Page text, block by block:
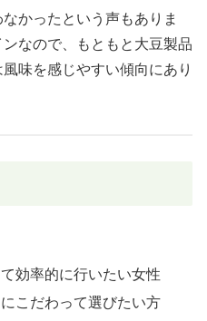
かったという声もありま
なので、もともと大豆製品
味を感じやすい傾向にあり
効率的に行いたい女性
こだわって選びたい方